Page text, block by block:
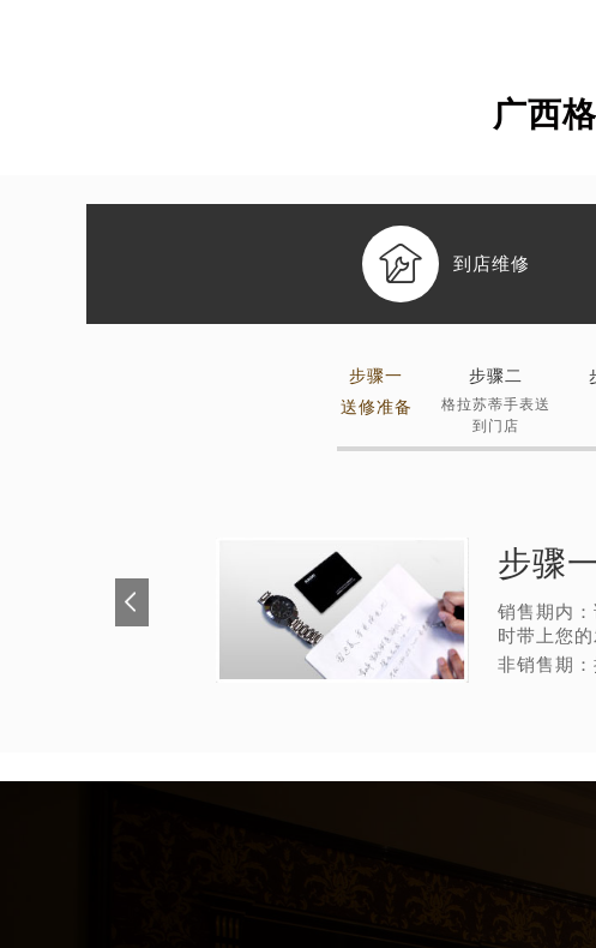
广西
 到店维修
步骤一
送修准备
步骤二
格拉苏蒂手表送
到门店
步骤
销售期内
时带上您的
非销售期：